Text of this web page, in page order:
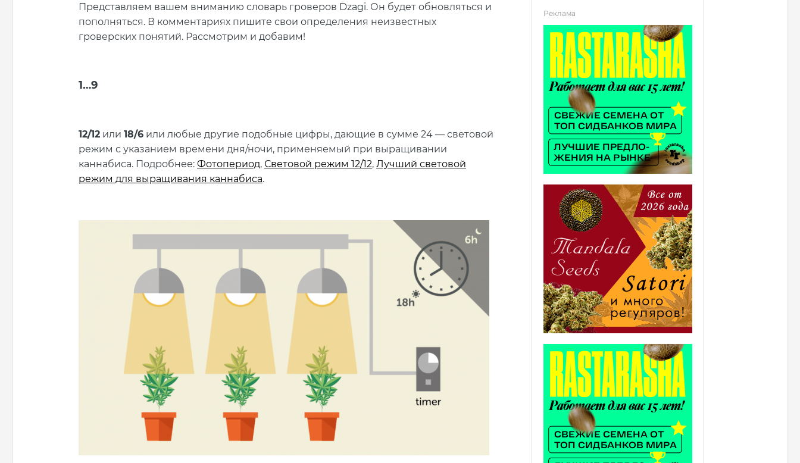
Представляем вашем вниманию cловарь гроверов Dzagi. Он будет обновляться и
пополняться. В комментариях пишите свои определения неизвестных
гроверских понятий. Рассмотрим и добавим!
1…9
12/12 или 18/6 или любые другие подобные цифры, дающие в сумме 24 — световой
режим с указанием времени дня/ночи, применяемый при выращивании
каннабиса. Подробнее: Фотопериод, Световой режим 12/12, Лучший световой
режим для выращивания каннабиса.
Реклама